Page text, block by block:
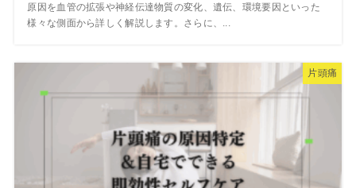
原因を血管の拡張や神経伝達物質の変化、遺伝、環境要因といった
様々な側面から詳しく解説します。さらに、...
片頭痛